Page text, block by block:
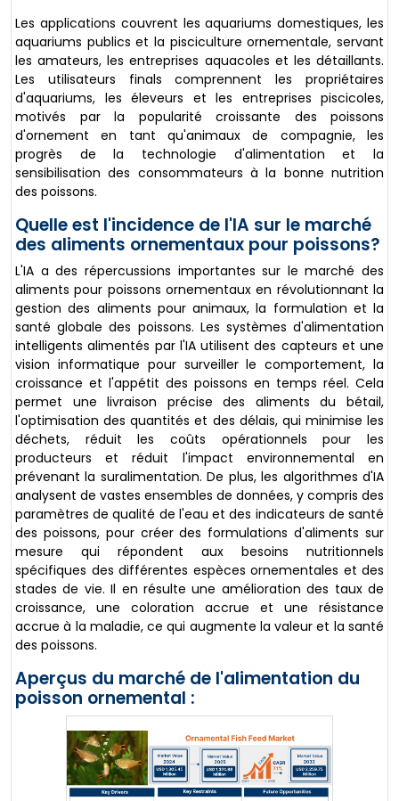
Les applications couvrent les aquariums domestiques, les
aquariums publics et la pisciculture ornementale, servant
les amateurs, les entreprises aquacoles et les détaillants.
Les utilisateurs finals comprennent les propriétaires
d'aquariums, les éleveurs et les entreprises piscicoles,
motivés par la popularité croissante des poissons
d'ornement en tant qu'animaux de compagnie, les
progrès de la technologie d'alimentation et la
sensibilisation des consommateurs à la bonne nutrition
des poissons.
Quelle est l'incidence de l'IA sur le marché
des aliments ornementaux pour poissons?
L'IA a des répercussions importantes sur le marché des
aliments pour poissons ornementaux en révolutionnant la
gestion des aliments pour animaux, la formulation et la
santé globale des poissons. Les systèmes d'alimentation
intelligents alimentés par l'IA utilisent des capteurs et une
vision informatique pour surveiller le comportement, la
croissance et l'appétit des poissons en temps réel. Cela
permet une livraison précise des aliments du bétail,
l'optimisation des quantités et des délais, qui minimise les
déchets, réduit les coûts opérationnels pour les
producteurs et réduit l'impact environnemental en
prévenant la suralimentation. De plus, les algorithmes d'IA
analysent de vastes ensembles de données, y compris des
paramètres de qualité de l'eau et des indicateurs de santé
des poissons, pour créer des formulations d'aliments sur
mesure qui répondent aux besoins nutritionnels
spécifiques des différentes espèces ornementales et des
stades de vie. Il en résulte une amélioration des taux de
croissance, une coloration accrue et une résistance
accrue à la maladie, ce qui augmente la valeur et la santé
des poissons.
Aperçus du marché de l'alimentation du
poisson ornemental :